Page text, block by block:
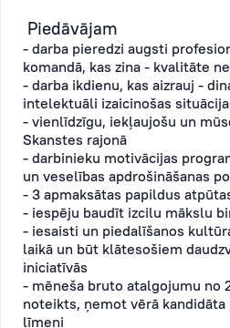
Piedāvājam
- darba pieredzi augsti
komandā, kas zina - kvalitāte
- darba ikdienu, kas aizrauj -
intelektuāli izaicinošas
- vienlīdzīgu, iekļaujošu un
Skanstes rajonā
- darbinieku motivācijas
un veselības apdrošināšanas
- 3 apmaksātas papildus
- iespēju baudīt izcilu mākslu
- iesaisti un piedalīšanos
laikā un būt klātesošiem
iniciatīvās
- mēneša bruto atalgojumu no
noteikts, ņemot vērā
līmeni